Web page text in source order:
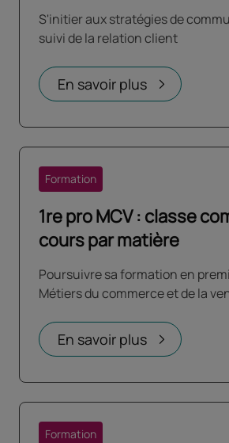
S'initier aux stratégies de
suivi de la relation client
En savoir plus
1re pro MCV : classe
cours par matière
Formation
Poursuivre sa formation en
Métiers du commerce et de la
En savoir plus
Formation